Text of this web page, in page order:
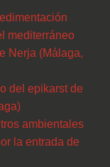
mediterráneo
Nerja (Málaga,
del epikarst de
ambientales
la entrada de